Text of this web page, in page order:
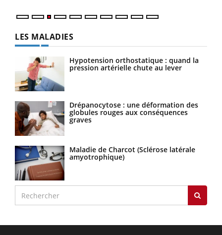
LES MALADIES
Hypotension orthostatique : quand la
pression artérielle chute au lever
Drépanocytose : une déformation des
globules rouges aux conséquences
graves
Maladie de Charcot (Sclérose latérale
amyotrophique)